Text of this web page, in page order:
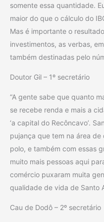
somente essa quantidade.
maior do que o cálculo do
Mas é importante o
investimentos, as verbas,
também destinadas pelo
Doutor Gil – 1º secretário
“A gente sabe que quanto
se recebe renda e mais a
‘a capital do Recôncavo’.
pujança que tem na área
polo, e também com essas
muito mais pessoas aqui
comércio puxaram muita
qualidade de vida de Santo
Cau de Dodô – 2º secretário